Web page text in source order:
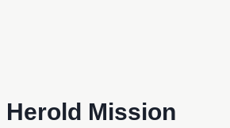
Herold Mission